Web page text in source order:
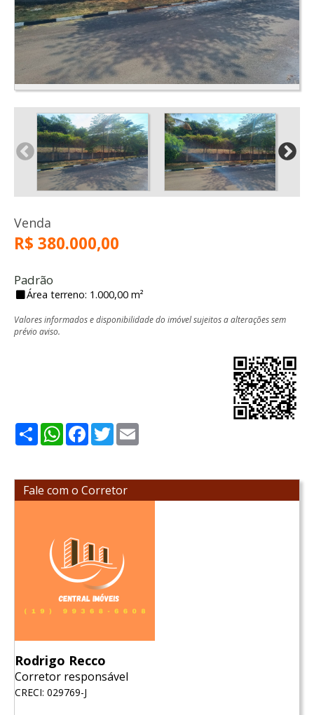
Venda
R$ 380.000,00
Padrão
Área terreno: 1.000,00 m²
Valores informados e disponibilidade do imóvel sujeitos a alterações sem
prévio aviso.
ShareWhatsApp
Facebook
Twitter
Fale com o Corretor
Rodrigo Recco
Corretor responsável
CRECI: 029769-J